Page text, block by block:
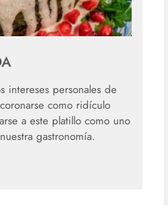
intereses personales de
como ridículo
a este platillo como uno
gastronomía.